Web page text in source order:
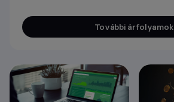
További árfolyamok